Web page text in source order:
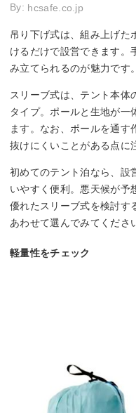
By: hcsafe.co.jp
吊り下げ式は、組み上げた
けるだけで設営できます。
み立てられるのが魅力です。
スリーブ式は、テント本体
タイプ。ポールと生地が一
ます。なお、ポールを通す
抜けにくいことがある点に
初めてのテント泊なら、設
いやすく便利。悪天候が予
優れたスリーブ式を検討す
あわせて選んでみてくださ
軽量性をチェック